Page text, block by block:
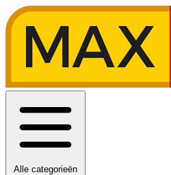
Alle categorieën